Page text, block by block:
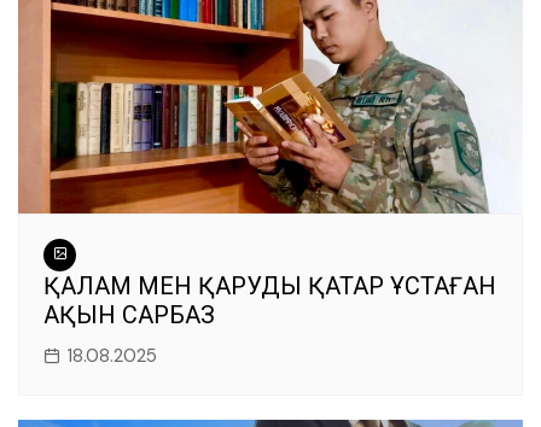
ҚАЛАМ МЕН ҚАРУДЫ ҚАТАР ҰСТАҒАН
АҚЫН САРБАЗ
18.08.2025